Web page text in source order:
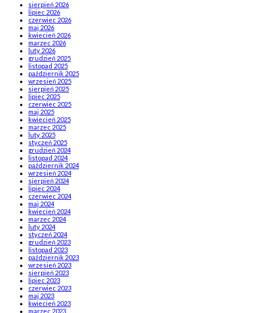
sierpień 2026
lipiec 2026
czerwiec 2026
maj 2026
kwiecień 2026
marzec 2026
luty 2026
grudzień 2025
listopad 2025
październik 2025
wrzesień 2025
sierpień 2025
lipiec 2025
czerwiec 2025
maj 2025
kwiecień 2025
marzec 2025
luty 2025
styczeń 2025
grudzień 2024
listopad 2024
październik 2024
wrzesień 2024
sierpień 2024
lipiec 2024
czerwiec 2024
maj 2024
kwiecień 2024
marzec 2024
luty 2024
styczeń 2024
grudzień 2023
listopad 2023
październik 2023
wrzesień 2023
sierpień 2023
lipiec 2023
czerwiec 2023
maj 2023
kwiecień 2023
marzec 2023